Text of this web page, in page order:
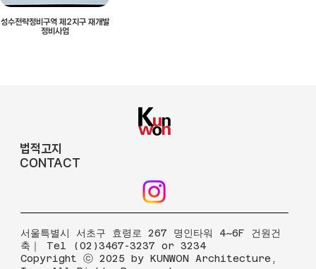
성수전략정비구역 제2지구 재개발
정비사업
법적고지
CONTACT
​서울특별시 서초구 효령로 267 명인타워 4~6F 건원건
축｜ Tel (02)3467-3237 or 3234
Copyright ⓒ 2025 by KUNWON Architecture,